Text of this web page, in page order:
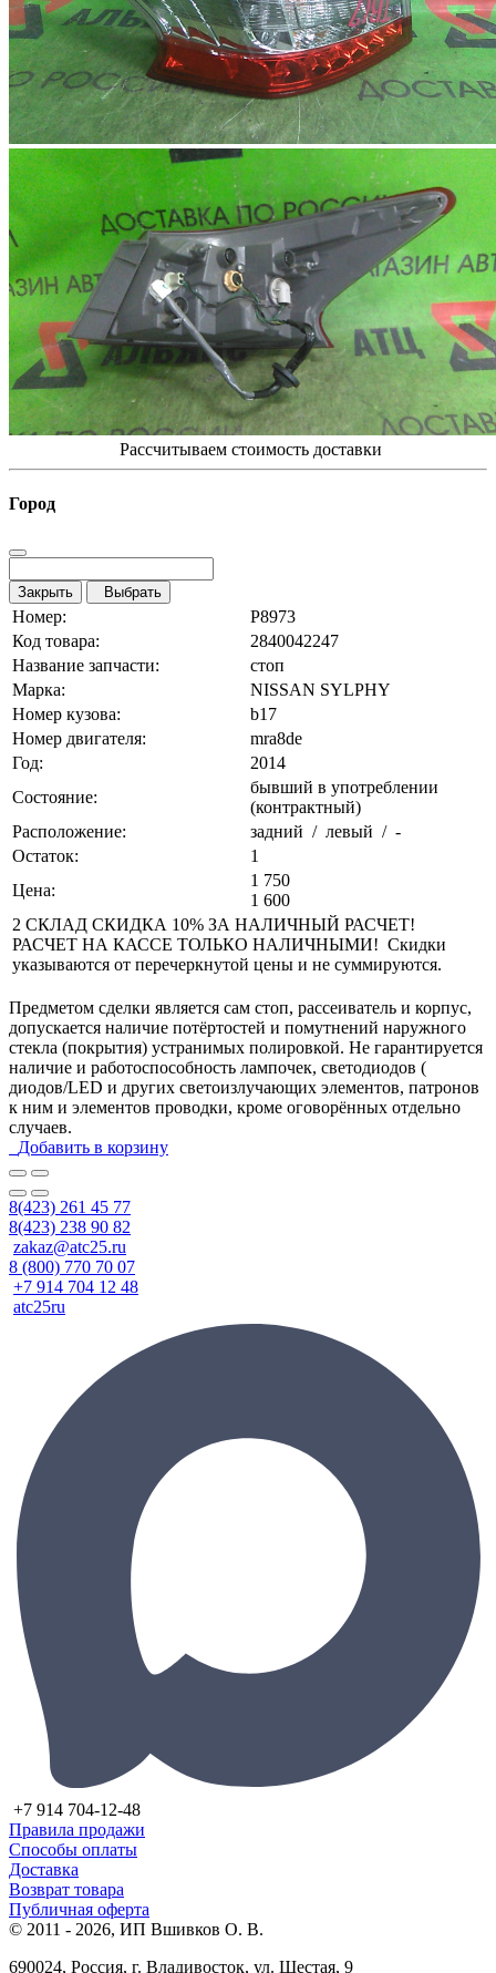
Рассчитываем стоимость доставки
Город
Закрыть Выбрать
Номер:
P8973
Код товара:
2840042247
Название запчасти:
стоп
Марка:
NISSAN SYLPHY
Номер кузова:
b17
Номер двигателя:
mra8de
Год:
2014
Состояние:
бывший в употреблении
(контрактный)
Расположение:
задний / левый / -
Остаток:
1
Цена:
1 750
1 600
2 СКЛАД СКИДКА 10% ЗА НАЛИЧНЫЙ РАСЧЕТ!
РАСЧЕТ НА КАССЕ ТОЛЬКО НАЛИЧНЫМИ! Скидки
указываются от перечеркнутой цены и не суммируются.
Предметом сделки является сам стоп, рассеиватель и корпус,
допускается наличие потёртостей и помутнений наружного
стекла (покрытия) устранимых полировкой. Не гарантируется
наличие и работоспособность лампочек, светодиодов (
диодов/LED и других светоизлучающих элементов, патронов
к ним и элементов проводки, кроме оговорённых отдельно
случаев.
Добавить в корзину
8(423) 261 45 77
8(423) 238 90 82
zakaz@atc25.ru
8 (800) 770 70 07
+7 914 704 12 48
atc25ru
+7 914 704-12-48
Правила продажи
Способы оплаты
Доставка
Возврат товара
Публичная оферта
© 2011 - 2026, ИП Вшивков О. В.
690024, Россия, г. Владивосток, ул. Шестая, 9